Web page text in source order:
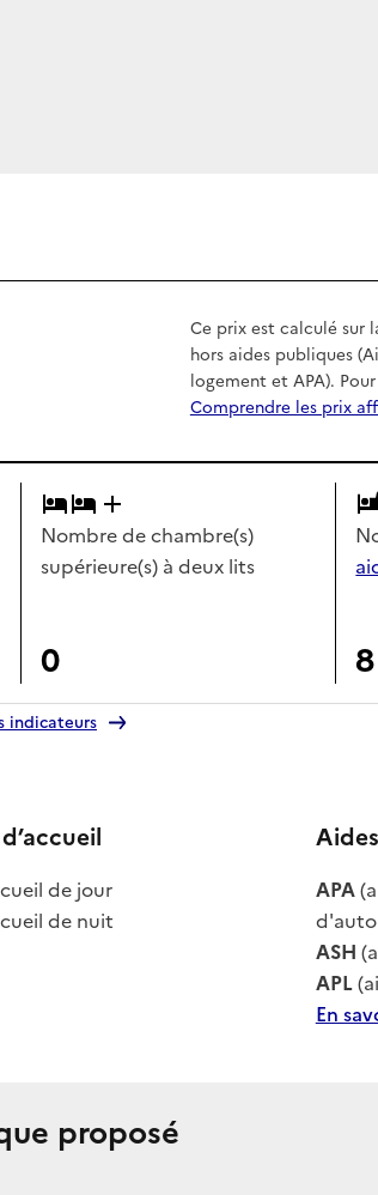
Ce prix est calculé sur
hors aides publiques
logement et APA).
Comprendre les prix
Nombre de chambre(s)
supérieure(s) à deux lits
0 8
indicateurs
de jour
: non disponible
de nuit
: non disponible
APA
ASH
APL
En
proposé